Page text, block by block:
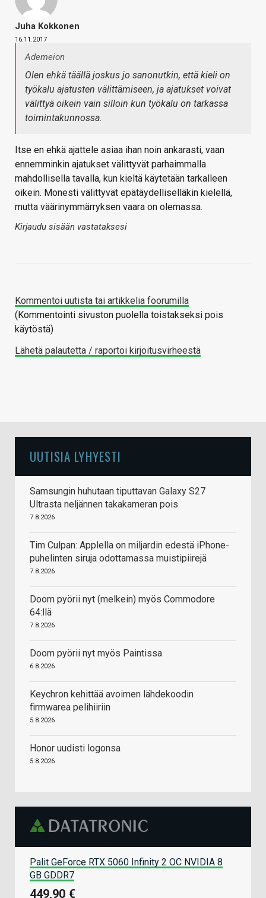
Juha Kokkonen
16.11.2017
Ademeion
Olen ehkä täällä joskus jo sanonutkin, että kieli on
työkalu ajatusten välittämiseen, ja ajatukset voivat
välittyä oikein vain silloin kun työkalu on tarkassa
toimintakunnossa.
Itse en ehkä ajattele asiaa ihan noin ankarasti, vaan
ennemminkin ajatukset välittyvät parhaimmalla
mahdollisella tavalla, kun kieltä käytetään tarkalleen
oikein. Monesti välittyvät epätäydelliselläkin kielellä,
mutta väärinymmärryksen vaara on olemassa.
Kirjaudu sisään vastataksesi
Kommentoi uutista tai artikkelia foorumilla
(Kommentointi sivuston puolella toistakseksi pois
käytöstä)
Lähetä palautetta / raportoi kirjoitusvirheestä
UUTISIA LYHYESTI
Samsungin huhutaan tiputtavan Galaxy S27
Ultrasta neljännen takakameran pois
7.8.2026
Tim Culpan: Applella on miljardin edestä iPhone-
puhelinten siruja odottamassa muistipiirejä
7.8.2026
Doom pyörii nyt (melkein) myös Commodore
64:llä
7.8.2026
Doom pyörii nyt myös Paintissa
6.8.2026
Keychron kehittää avoimen lähdekoodin
firmwarea pelihiiriin
5.8.2026
Honor uudisti logonsa
5.8.2026
Palit GeForce RTX 5060 Infinity 2 OC NVIDIA 8
GB GDDR7
449,90 €